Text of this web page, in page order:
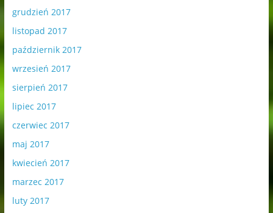
grudzień 2017
listopad 2017
październik 2017
wrzesień 2017
sierpień 2017
lipiec 2017
czerwiec 2017
maj 2017
kwiecień 2017
marzec 2017
luty 2017